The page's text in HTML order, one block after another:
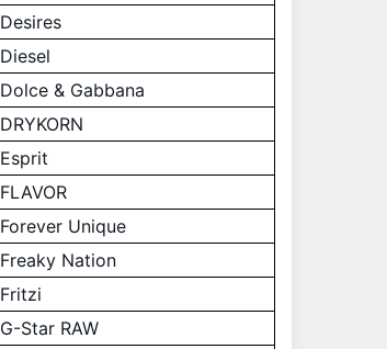
Desires
Diesel
Dolce & Gabbana
DRYKORN
Esprit
FLAVOR
Forever Unique
Freaky Nation
Fritzi
G-Star RAW